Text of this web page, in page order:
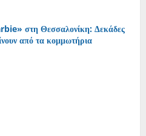
στη Θεσσαλονίκη: Δεκάδες
από τα κομμωτήρια